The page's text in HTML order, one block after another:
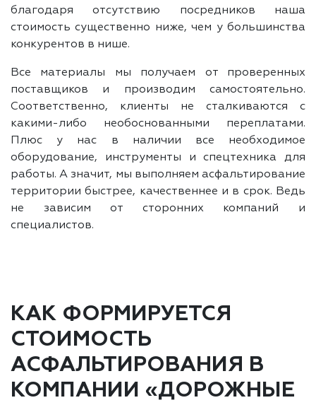
благодаря отсутствию посредников наша
стоимость существенно ниже, чем у большинства
конкурентов в нише.
Все материалы мы получаем от проверенных
поставщиков и производим самостоятельно.
Соответственно, клиенты не сталкиваются с
какими-либо необоснованными переплатами.
Плюс у нас в наличии все необходимое
оборудование, инструменты и спецтехника для
работы. А значит, мы выполняем асфальтирование
территории быстрее, качественнее и в срок. Ведь
не зависим от сторонних компаний и
специалистов.
КАК ФОРМИРУЕТСЯ
СТОИМОСТЬ
АСФАЛЬТИРОВАНИЯ В
КОМПАНИИ «ДОРОЖНЫЕ